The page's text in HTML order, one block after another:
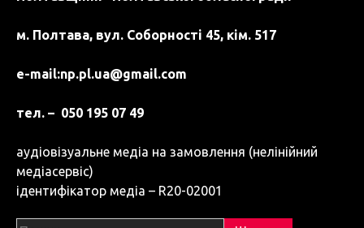
м. Полтава, вул. Соборності 45, кім. 517
e-mail:np.pl.ua@gmail.com
тел. – 050 195 07 49
аудіовізуальне медіа на замовлення (нелінійний
медіасервіс)
ідентифікатор медіа – R20-02001